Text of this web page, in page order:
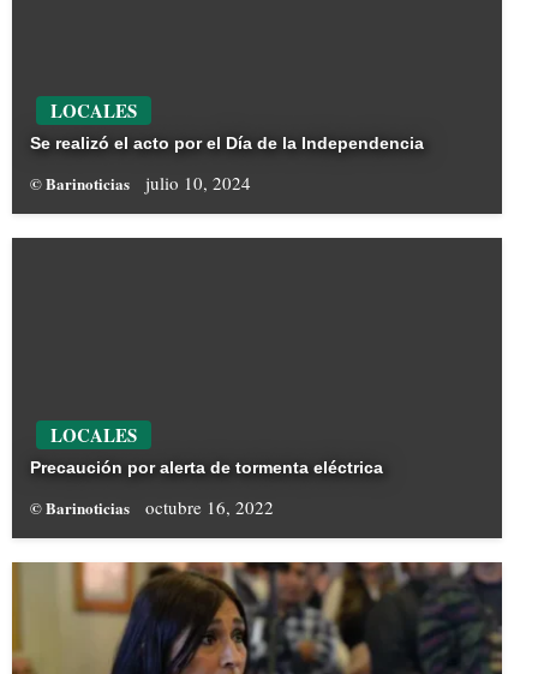
LOCALES
Se realizó el acto por el Día de la Independencia
© Barinoticias julio 10, 2024
LOCALES
Precaución por alerta de tormenta eléctrica
© Barinoticias octubre 16, 2022